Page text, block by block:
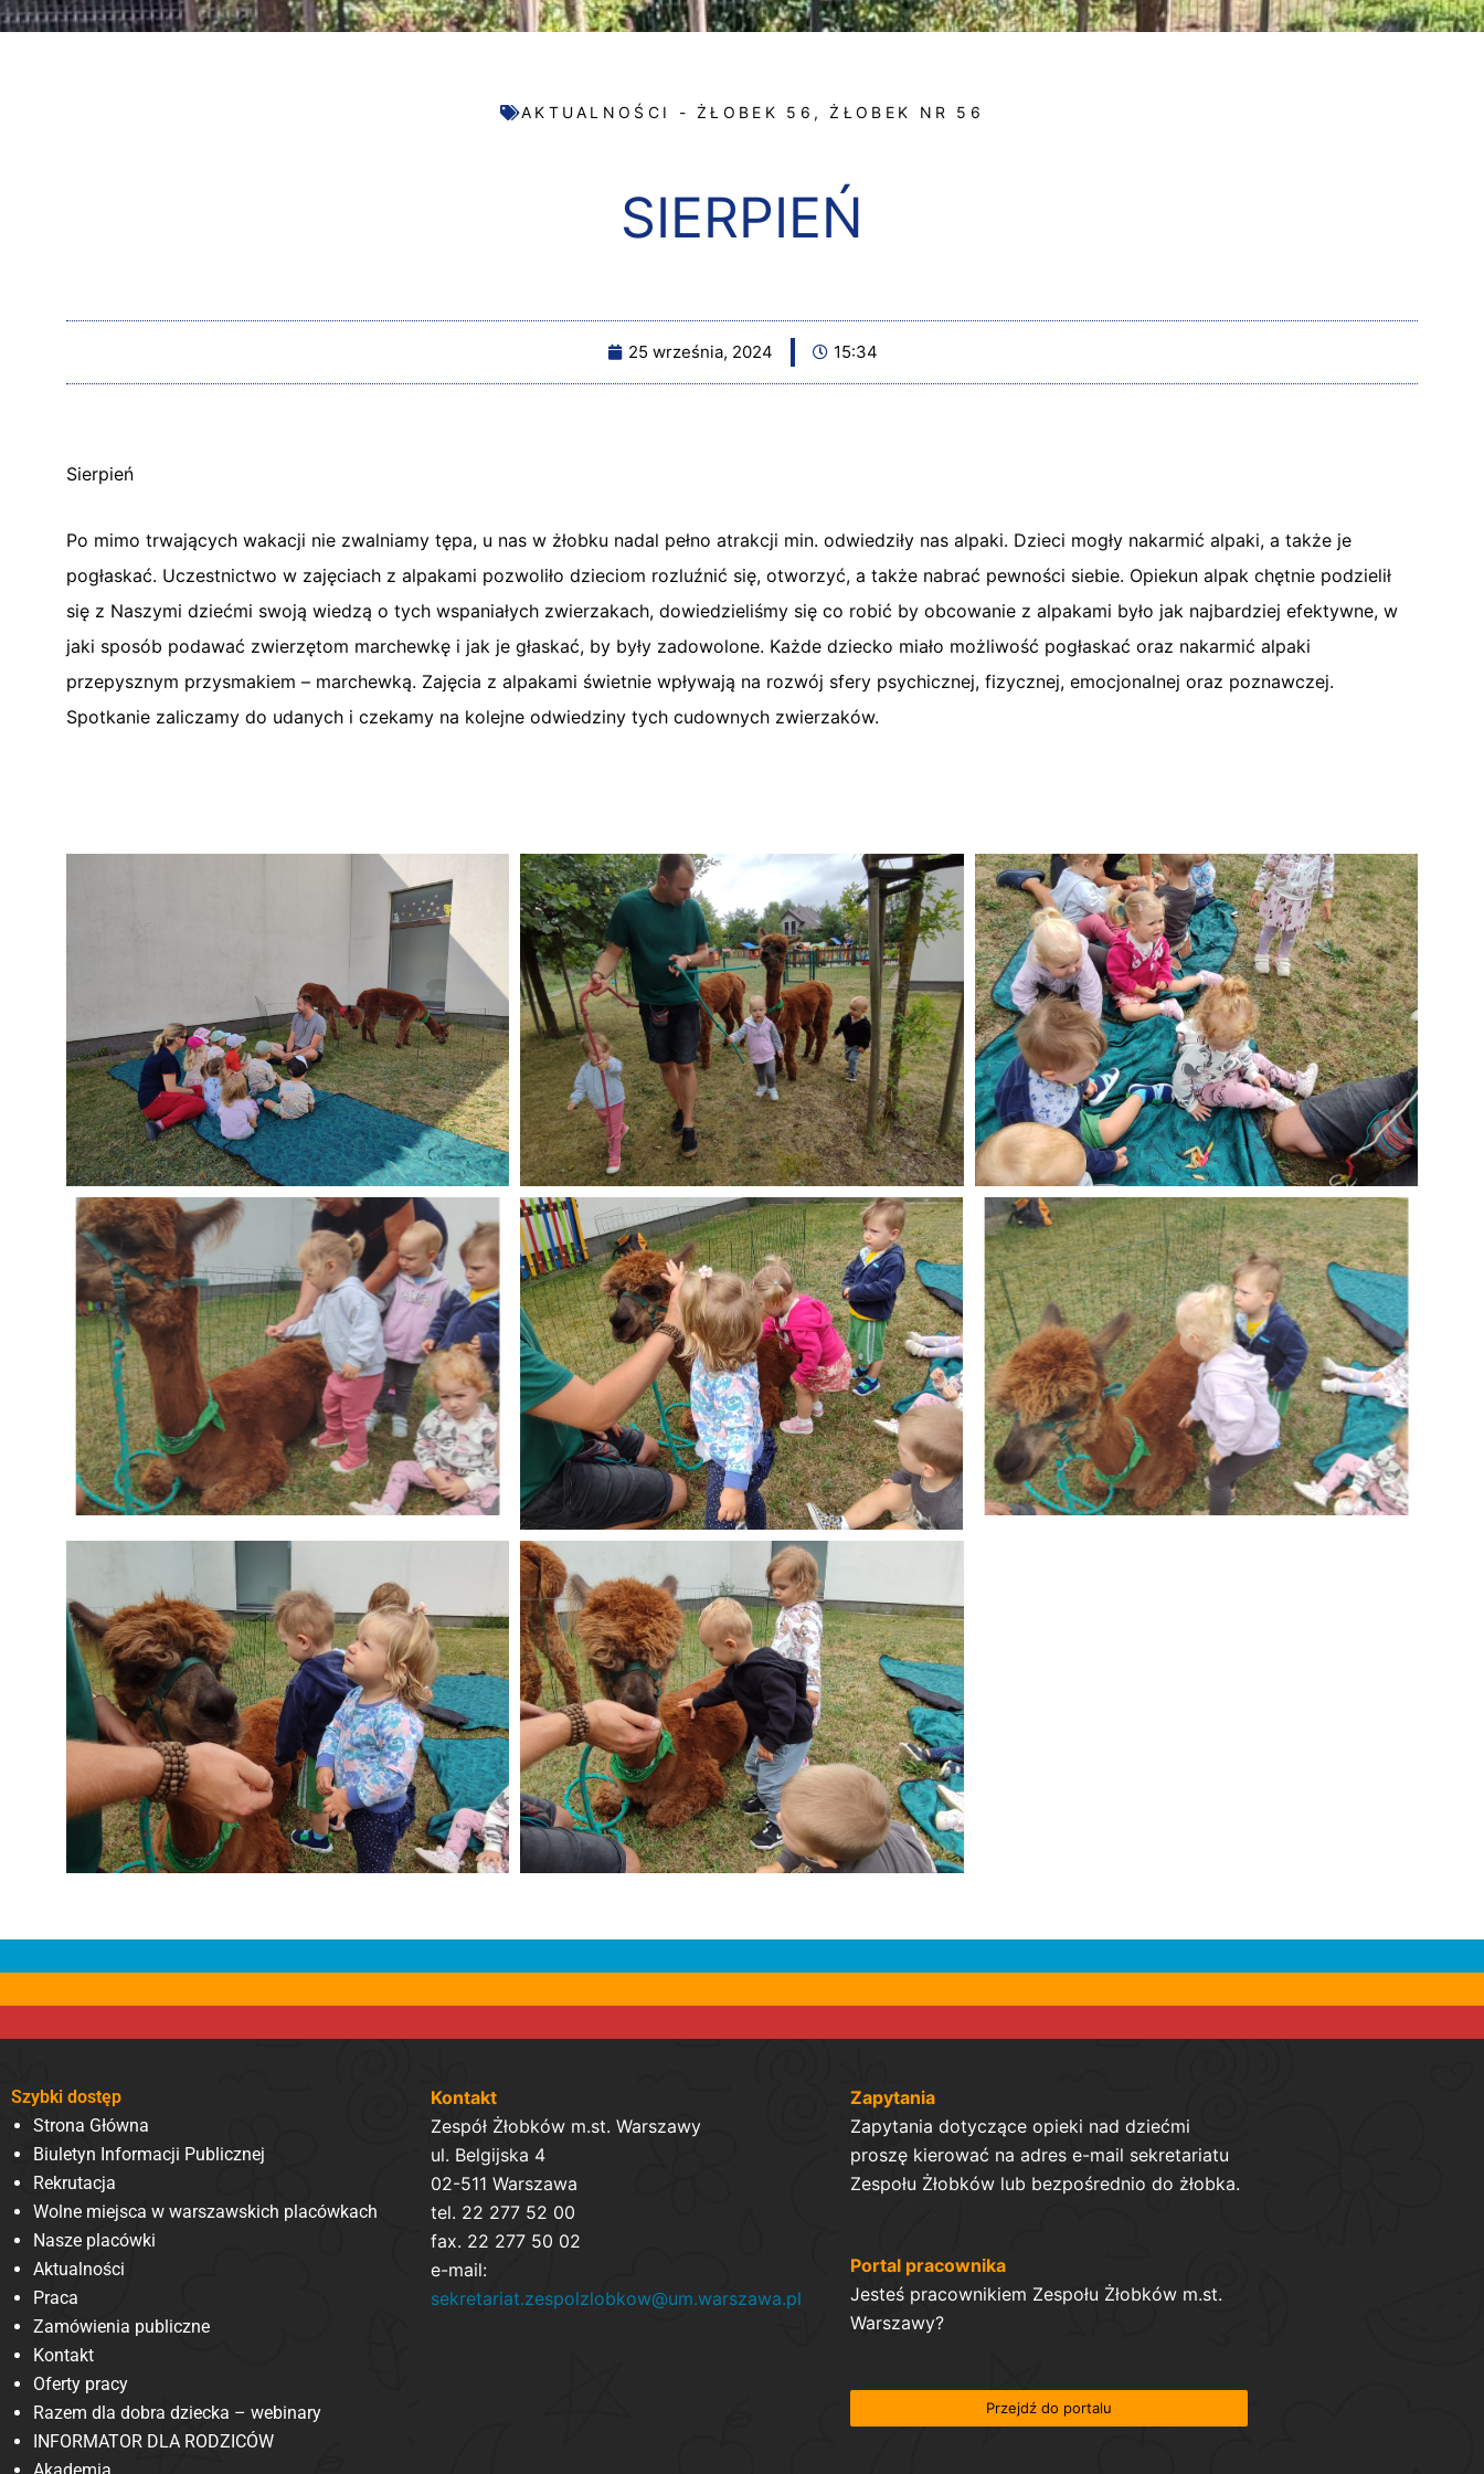
AKTUALNOŚCI - ŻŁOBEK 56 ,ŻŁOBEK NR 56
SIERPIEŃ
25 września, 2024 15:34
Sierpień
Po mimo trwających wakacji nie zwalniamy tępa, u nas w żłobku nadal pełno atrakcji min. odwiedziły nas alpaki. Dzieci mogły nakarmić alpaki, a także je
pogłaskać. Uczestnictwo w zajęciach z alpakami pozwoliło dzieciom rozluźnić się, otworzyć, a także nabrać pewności siebie. Opiekun alpak chętnie podzielił
się z Naszymi dziećmi swoją wiedzą o tych wspaniałych zwierzakach, dowiedzieliśmy się co robić by obcowanie z alpakami było jak najbardziej efektywne, w
jaki sposób podawać zwierzętom marchewkę i jak je głaskać, by były zadowolone. Każde dziecko miało możliwość pogłaskać oraz nakarmić alpaki
przepysznym przysmakiem – marchewką. Zajęcia z alpakami świetnie wpływają na rozwój sfery psychicznej, fizycznej, emocjonalnej oraz poznawczej.
Spotkanie zaliczamy do udanych i czekamy na kolejne odwiedziny tych cudownych zwierzaków.
Szybki dostęp
Strona Główna
Biuletyn Informacji Publicznej
Rekrutacja
Wolne miejsca w warszawskich placówkach
Nasze placówki
Aktualności
Praca
Zamówienia publiczne
Kontakt
Oferty pracy
Razem dla dobra dziecka – webinary
INFORMATOR DLA RODZICÓW
Kontakt
Zespół Żłobków m.st. Warszawy
ul. Belgijska 4
02-511 Warszawa
tel. 22 277 52 00
fax. 22 277 50 02
e-mail:
sekretariat.zespolzlobkow@um.warszawa.pl
Zapytania
Zapytania dotyczące opieki nad dziećmi
proszę kierować na adres e-mail sekretariatu
Zespołu Żłobków lub bezpośrednio do żłobka.
Portal pracownika
Jesteś pracownikiem Zespołu Żłobków m.st.
Warszawy?
Przejdź do portalu